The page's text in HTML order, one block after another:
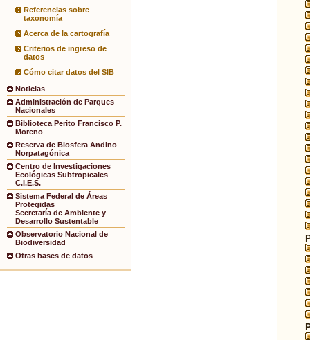
Referencias sobre
taxonomía
Acerca de la cartografía
Criterios de ingreso de
datos
Cómo citar datos del SIB
Noticias
Administración de Parques
Nacionales
Biblioteca Perito Francisco P.
Moreno
Reserva de Biosfera Andino
Norpatagónica
Centro de Investigaciones
Ecológicas Subtropicales
C.I.E.S.
Sistema Federal de Áreas
Protegidas
Secretaría de Ambiente y
Desarrollo Sustentable
Observatorio Nacional de
Biodiversidad
Otras bases de datos